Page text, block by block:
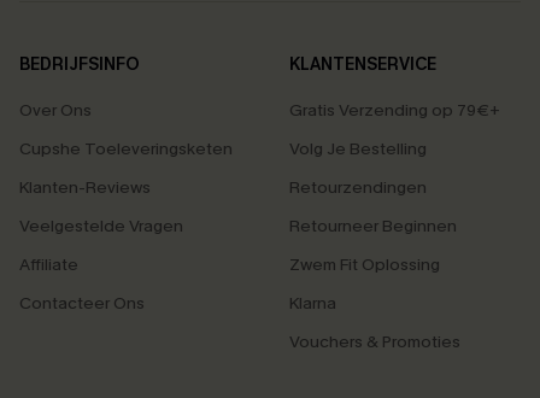
BEDRIJFSINFO
Over Ons
Cupshe Toeleveringsketen
Klanten-Reviews
Veelgestelde Vragen
Affiliate
Contacteer Ons
KLANTENSERVICE
Gratis Verzending op 79€+
Volg Je Bestelling
Retourzendingen
Retourneer Beginnen
Zwem Fit Oplossing
Klarna
Vouchers & Promoties